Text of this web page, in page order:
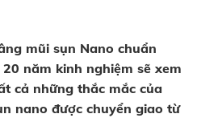
mũi sụn Nano chuẩn
năm kinh nghiệm sẽ xem
cả những thắc mắc của
nano được chuyển giao từ